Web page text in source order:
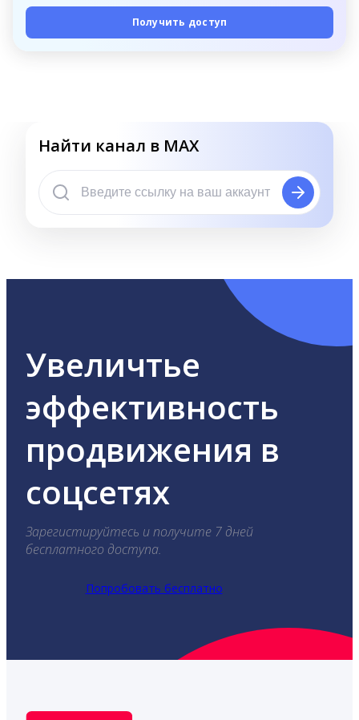
Получить доступ
Найти канал в MAX
Увеличтье
эффективность
продвижения в
соцсетях
Зарегистируйтесь и получите 7 дней
бесплатного доступа.
Попробовать бесплатно